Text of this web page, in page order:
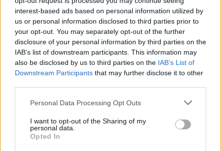
interest-based ads based on personal information utilized by
us or personal information disclosed to third parties prior to
your opt-out. You may separately opt-out of the further
disclosure of your personal information by third parties on the
IAB’s list of downstream participants. This information may
also be disclosed by us to third parties on the IAB’s List of
Downstream Participants that may further disclose it to other
Personal Data Processing Opt Outs
I want to opt-out of the Sharing of my
personal data.
Opted In
Cómo ir desde Sevilla a Beniparrell+valencia